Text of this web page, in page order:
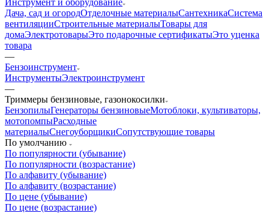
Дача, сад и огородОтделочные материалыСантехникаСистема
вентиляцииСтроительные материалыТовары для
домаЭлектротоварыЭто подарочные сертификатыЭто уценка
товара
—
Бензоинструмент
ИнструментыЭлектроинструмент
—
Триммеры бензиновые, газонокосилки
БензопилыГенераторы бензиновыеМотоблоки, культиваторы,
мотопомпыРасходные
материалыСнегоуборщикиСопутствующие товары
По умолчанию
По популярности (убывание)
По популярности (возрастание)
По алфавиту (убывание)
По алфавиту (возрастание)
По цене (убывание)
По цене (возрастание)